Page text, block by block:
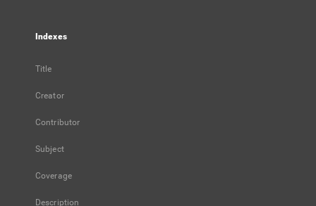
Indexes
Title
Creator
Contributor
Subject
Coverage
Description